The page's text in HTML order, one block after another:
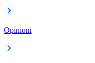
Opinioni